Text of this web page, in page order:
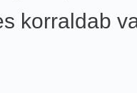
korraldab